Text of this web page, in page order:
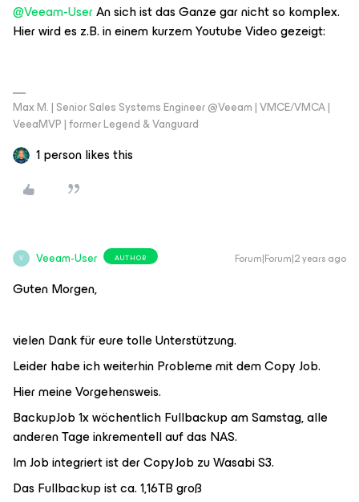
@Veeam-UserAn sich ist das Ganze gar nicht so komplex.
Hier wird es z.B. in einem kurzem Youtube Video gezeigt:
Max M. | Senior Sales Systems Engineer @Veeam | VMCE/VMCA |
VeeaMVP | former Legend & Vanguard
1 person likes this
V Veeam-User AUTHOR Forum|Forum|2 years ago
Guten Morgen,
vielen Dank für eure tolle Unterstützung.
Leider habe ich weiterhin Probleme mit dem Copy Job.
Hier meine Vorgehensweis.
BackupJob 1x wöchentlich Fullbackup am Samstag, alle
anderen Tage inkrementell auf das NAS.
Im Job integriert ist der CopyJob zu Wasabi S3.
Das Fullbackup ist ca. 1,16TB groß